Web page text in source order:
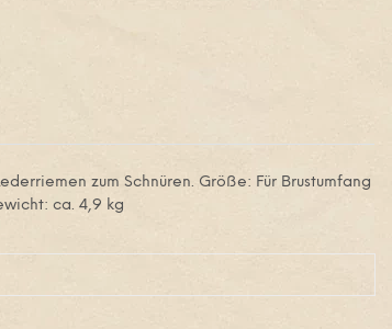
zum Schnüren. Größe: Für Brustumfang
ca. 4,9 kg